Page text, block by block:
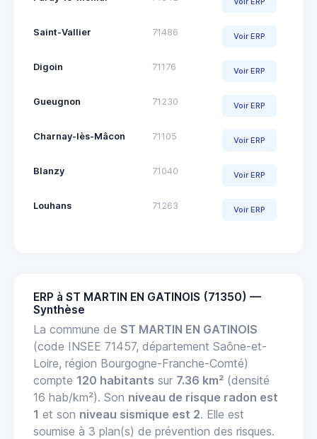
Saint-Vallier 71486 Voir ERP
Digoin 71176 Voir ERP
Gueugnon 71230 Voir ERP
Charnay-lès-Mâcon 71105 Voir ERP
Blanzy 71040 Voir ERP
Louhans 71263 Voir ERP
ERP à ST MARTIN EN GATINOIS (71350) —
Synthèse
La commune de ST MARTIN EN GATINOIS
(code INSEE 71457, département Saône-et-
Loire, région Bourgogne-Franche-Comté)
compte 120 habitants sur 7.36 km² (densité
16 hab/km²). Son niveau de risque radon est
1 et son niveau sismique est 2. Elle est
soumise à 3 plan(s) de prévention des risques.